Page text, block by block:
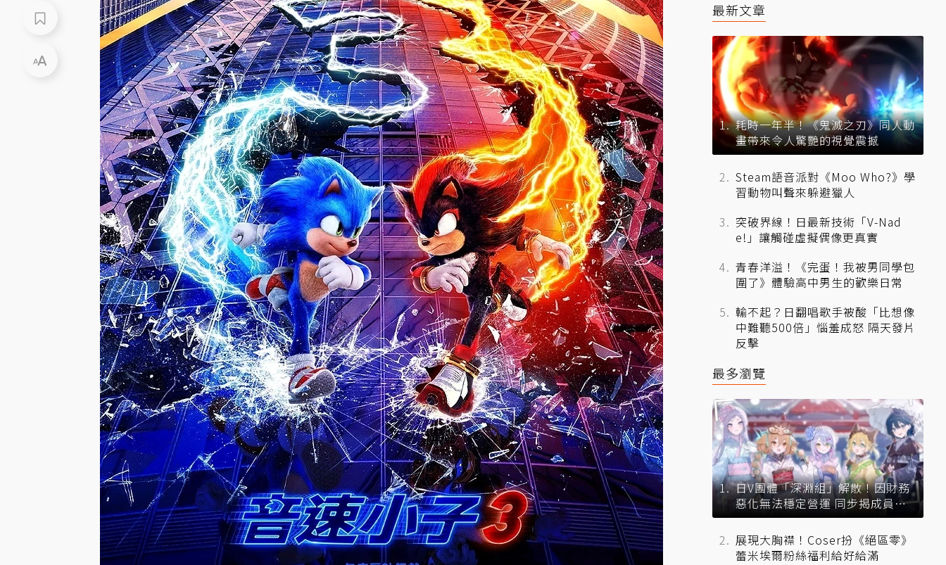
最新文章
耗時一年半！《鬼滅之刃》同人動
畫帶來令人驚艷的視覺震撼
Steam語音派對《Moo Who?》學
習動物叫聲來躲避獵人
突破界線！日最新技術「V-Nad
e!」讓觸碰虛擬偶像更真實
青春洋溢！《完蛋！我被男同學包
圍了》體驗高中男生的歡樂日常
輸不起？日翻唱歌手被酸「比想像
中難聽500倍」惱羞成怒 隔天發片
反擊
最多瀏覽
日V團體「深淵組」解散！因財務
惡化無法穩定營運 同步揭成員未
來去向
展現大胸襟！Coser扮《絕區零》
蕾米埃爾粉絲福利給好給滿